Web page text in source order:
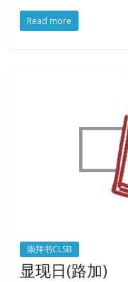
Read more
崇拜书CLSB
显现日(路加)